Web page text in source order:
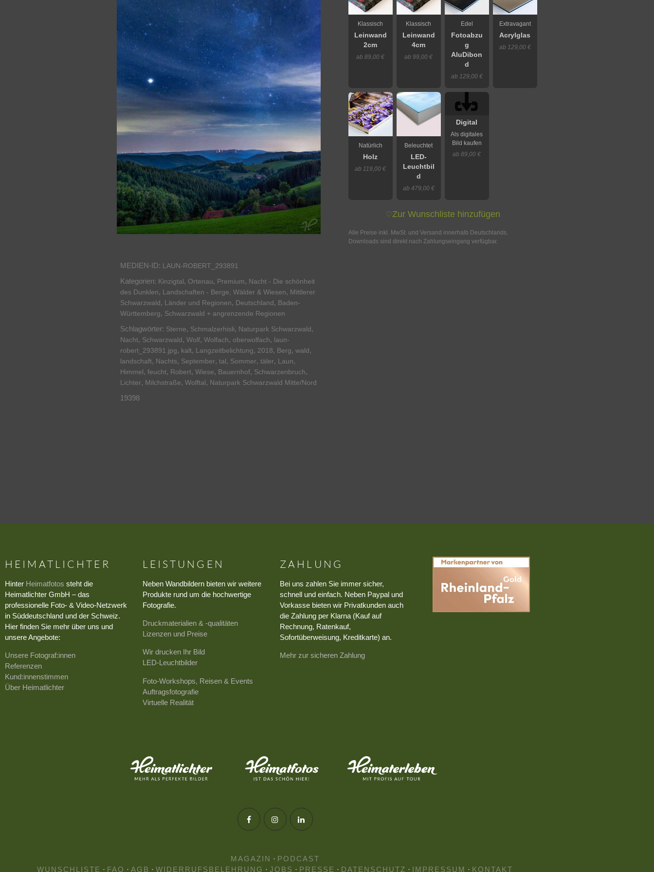
MEDIEN-ID: LAUN-ROBERT_293891
Kategorien: Kinzigtal, Ortenau, Premium, Nacht - Die schönheit
des Dunklen, Landschaften - Berge, Wälder & Wiesen, Mittlerer
Schwarzwald, Länder und Regionen, Deutschland, Baden-
Württemberg, Schwarzwald + angrenzende Regionen
Schlagwörter: Sterne, Schmalzerhisli, Naturpark Schwarzwald,
Nacht, Schwarzwald, Wolf, Wolfach, oberwolfach, laun-
robert_293891.jpg, kalt, Langzeitbelichtung, 2018, Berg, wald,
landschaft, Nachts, September, tal, Sommer, täler, Laun,
Himmel, feucht, Robert, Wiese, Bauernhof, Schwarzenbruch,
Lichter, Milchstraße, Wolftal, Naturpark Schwarzwald Mitte/Nord
19398
Klassisch
Leinwand
2cm
ab 89,00 €
Klassisch
Leinwand
4cm
ab 99,00 €
Edel
Fotoabzu
g
AluDibon
d
ab 129,00 €
Extravagant
Acrylglas
ab 129,00 €
Natürlich
Holz
ab 119,00 €
Beleuchtet
LED-
Leuchtbil
d
ab 479,00 €
Digital
Als digitales
Bild kaufen
ab 89,00 €
♡Zur Wunschliste hinzufügen
Alle Preise inkl. MwSt. und Versand innerhalb Deutschlands.
Downloads sind direkt nach Zahlungseingang verfügbar.
HEIMATLICHTER
Hinter Heimatfotos steht die
Heimatlichter GmbH – das
professionelle Foto- & Video-Netzwerk
in Süddeutschland und der Schweiz.
Hier finden Sie mehr über uns und
unsere Angebote:
Unsere Fotograf:innen
Referenzen
Kund:innenstimmen
Über Heimatlichter
LEISTUNGEN
Neben Wandbildern bieten wir weitere
Produkte rund um die hochwertige
Fotografie.
Druckmaterialien & -qualitäten
Lizenzen und Preise
Wir drucken Ihr Bild
LED-Leuchtbilder
Foto-Workshops, Reisen & Events
Auftragsfotografie
Virtuelle Realität
ZAHLUNG
Bei uns zahlen Sie immer sicher,
schnell und einfach. Neben Paypal und
Vorkasse bieten wir Privatkunden auch
die Zahlung per Klarna (Kauf auf
Rechnung, Ratenkauf,
Sofortüberweisung, Kreditkarte) an.
Mehr zur sicheren Zahlung
MAGAZIN · PODCAST
WUNSCHLISTE · FAQ · AGB · WIDERRUFSBELEHRUNG · JOBS · PRESSE · DATENSCHUTZ · IMPRESSUM · KONTAKT